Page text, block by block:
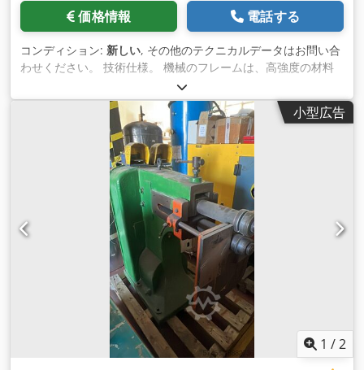
価格情報 電話する
コンディション: 新しい, その他のテクニカルデータはお問い合
わせください。 技術仕様。 機械のフレームは、高強度の材料
を電鋳で製造し、機械加工の前に応力除去を行うことで、繊細
なフランジング加工のための厳しい製造公差を 維持していま
す。 上・下段のヘッドホルダーが本体構造上をスライドするこ
とで、剛性を高め、フランジング時の振動を低減しています。
上下のヘッドホルダーはともに油圧モーターで上下動し、油圧
シリンダーでヘッドをクランプします。 キングピンローラー
は、油圧モーターのラジアルピストンで駆動され、高速・高ト
ルクを実現しています。 フレアローラは、上下左右の3つのシ
リンダーで駆動され、2つの本体の間をスライドします。 両ロ
ーラーには特殊な化学物質を使用しており、長期間の耐腐食性
がある 集中給脂システム。 下部サポートローラーは油圧シリ
ンダーで駆動され、フランジング時にヘッドを支えます。 油圧
システムは、ラジアルピストンポンプ、オイルタンクのレベル
インジケーター、汚染信号付きフィルター、世界的に有名なブ
ランドで構成 されています。 オプション。 Dedpfxjd Ab U Uj
Ablsck 私たちは多くの参考資料を持っています
小型広告
1 /2